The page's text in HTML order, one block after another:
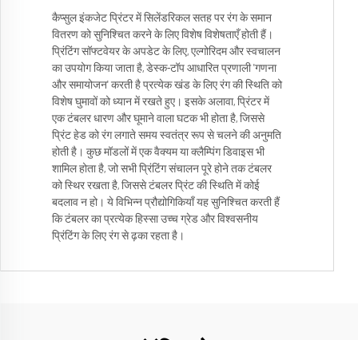
कैप्सुल इंकजेट प्रिंटर में सिलेंडरिकल सतह पर रंग के समान
वितरण को सुनिश्चित करने के लिए विशेष विशेषताएँ होती हैं।
प्रिंटिंग सॉफ्टवेयर के अपडेट के लिए, एल्गोरिदम और स्वचालन
का उपयोग किया जाता है, डेस्क-टॉप आधारित प्रणाली 'गणना
और समायोजन' करती है प्रत्येक खंड के लिए रंग की स्थिति को
विशेष घुमावों को ध्यान में रखते हुए। इसके अलावा, प्रिंटर में
एक टंबलर धारण और घूमाने वाला घटक भी होता है, जिससे
प्रिंट हेड को रंग लगाते समय स्वतंत्र रूप से चलने की अनुमति
होती है। कुछ मॉडलों में एक वैक्यम या क्लैम्पिंग डिवाइस भी
शामिल होता है, जो सभी प्रिंटिंग संचालन पूरे होने तक टंबलर
को स्थिर रखता है, जिससे टंबलर प्रिंट की स्थिति में कोई
बदलाव न हो। ये विभिन्न प्रौद्योगिकियाँ यह सुनिश्चित करती हैं
कि टंबलर का प्रत्येक हिस्सा उच्च ग्रेड और विश्वसनीय
प्रिंटिंग के लिए रंग से ढ़का रहता है।